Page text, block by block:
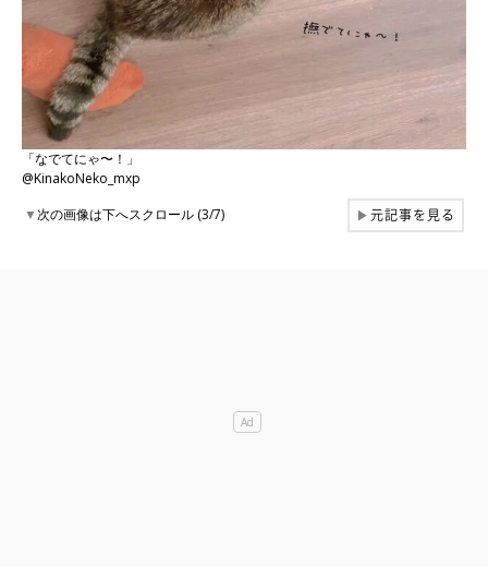
「なでてにゃ〜！」
@KinakoNeko_mxp
▼次の画像は下へスクロール (3/7) ▶元記事を見る